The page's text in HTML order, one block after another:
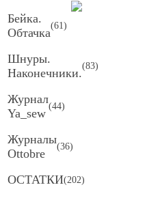
Бейка.
Обтачка
(61)
Шнуры.
Наконечники.
(83)
Журнал
Ya_sew
(44)
Журналы
Ottobre
(36)
ОСТАТКИ(202)